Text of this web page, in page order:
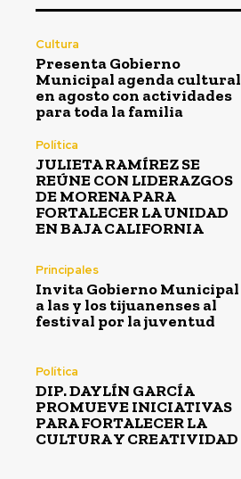
Cultura
Presenta Gobierno
Municipal agenda cultural
en agosto con actividades
para toda la familia
Política
JULIETA RAMÍREZ SE
REÚNE CON LIDERAZGOS
DE MORENA PARA
FORTALECER LA UNIDAD
EN BAJA CALIFORNIA
Principales
Invita Gobierno Municipal
a las y los tijuanenses al
festival por la juventud
Política
DIP. DAYLÍN GARCÍA
PROMUEVE INICIATIVAS
PARA FORTALECER LA
CULTURA Y CREATIVIDAD